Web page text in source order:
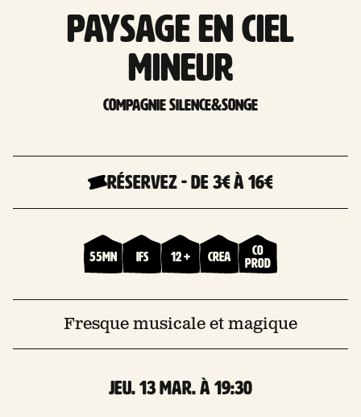
Paysage en ciel
mineur
Compagnie Silence&Songe
Réservez-De 3€à 16€
55mn Ifs 12 + Crea
Co
prod
Fresque musicale et magique
jeu. 13 Mar. à 19:30